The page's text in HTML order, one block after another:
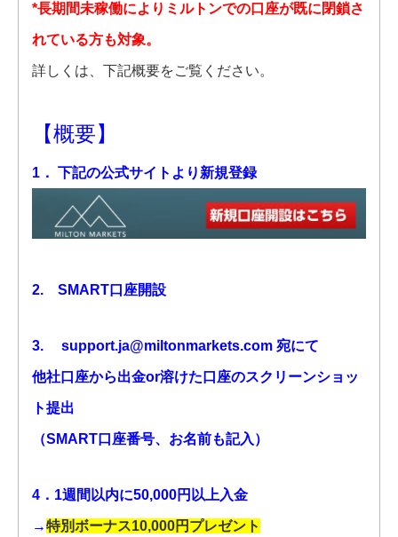
*長期間未稼働によりミルトンでの口座が既に閉鎖さ
れている方も対象。
詳しくは、下記概要をご覧ください。
【概要】
1． 下記の公式サイトより新規登録
2. SMART口座開設
3. support.ja@miltonmarkets.com 宛にて
他社口座から出金or溶けた口座のスクリーンショッ
ト提出
（SMART口座番号、お名前も記入）
4．1週間以内に50,000円以上入金
→特別ボーナス10,000円プレゼント